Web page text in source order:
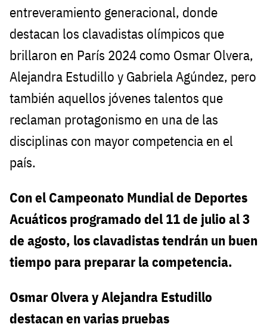
entreveramiento generacional, donde
destacan los clavadistas olímpicos que
brillaron en París 2024 como Osmar Olvera,
Alejandra Estudillo y Gabriela Agúndez, pero
también aquellos jóvenes talentos que
reclaman protagonismo en una de las
disciplinas con mayor competencia en el
país.
Con el Campeonato Mundial de Deportes
Acuáticos programado del 11 de julio al 3
de agosto, los clavadistas tendrán un buen
tiempo para preparar la competencia.
Osmar Olvera y Alejandra Estudillo
destacan en varias pruebas